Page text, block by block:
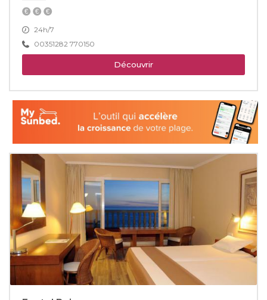
24h/7
00351282 770150
Découvrir